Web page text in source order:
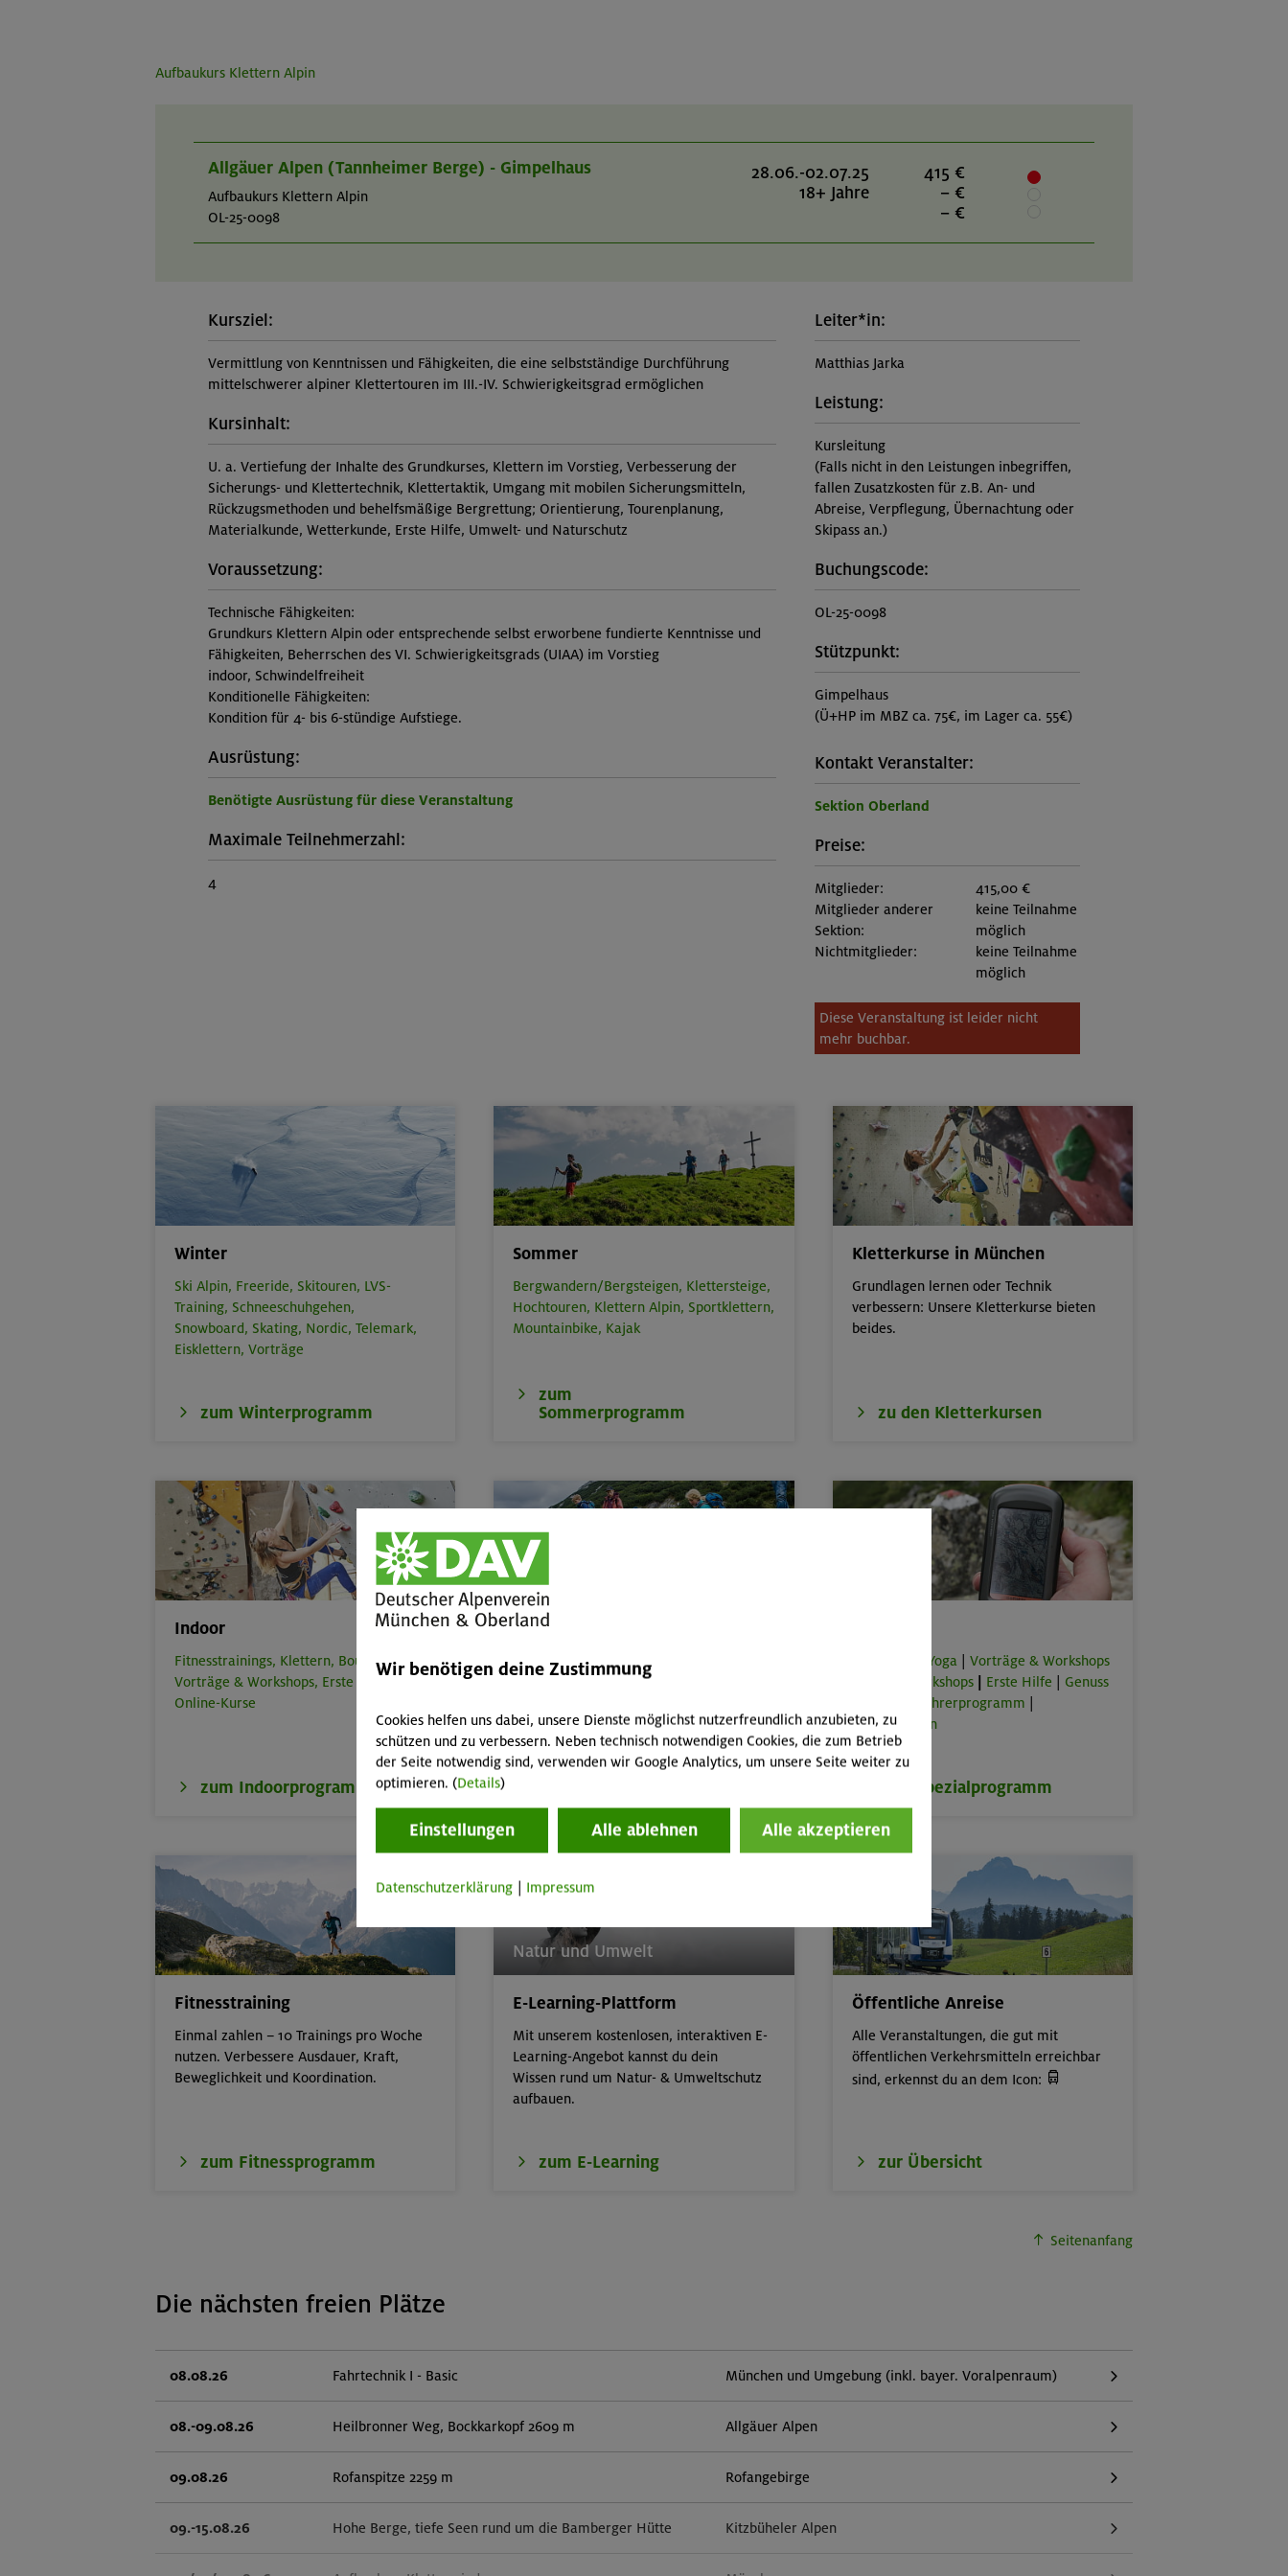
Aufbaukurs Klettern Alpin
Allgäuer Alpen (Tannheimer Berge) - Gimpelhaus
Aufbaukurs Klettern Alpin
OL-25-0098
28.06.-02.07.25
18+ Jahre
415 €
– €
– €
Kursziel:
Vermittlung von Kenntnissen und Fähigkeiten, die eine selbstständige Durchführung
mittelschwerer alpiner Klettertouren im III.-IV. Schwierigkeitsgrad ermöglichen
Kursinhalt:
U. a. Vertiefung der Inhalte des Grundkurses, Klettern im Vorstieg, Verbesserung der
Sicherungs- und Klettertechnik, Klettertaktik, Umgang mit mobilen Sicherungsmitteln,
Rückzugsmethoden und behelfsmäßige Bergrettung; Orientierung, Tourenplanung,
Materialkunde, Wetterkunde, Erste Hilfe, Umwelt- und Naturschutz
Voraussetzung:
Technische Fähigkeiten:
Grundkurs Klettern Alpin oder entsprechende selbst erworbene fundierte Kenntnisse und
Fähigkeiten, Beherrschen des VI. Schwierigkeitsgrads (UIAA) im Vorstieg
indoor, Schwindelfreiheit
Konditionelle Fähigkeiten:
Kondition für 4- bis 6-stündige Aufstiege.
Ausrüstung:
Benötigte Ausrüstung für diese Veranstaltung
Maximale Teilnehmerzahl:
4
Leiter*in:
Matthias Jarka
Leistung:
Kursleitung
(Falls nicht in den Leistungen inbegriffen,
fallen Zusatzkosten für z.B. An- und
Abreise, Verpflegung, Übernachtung oder
Skipass an.)
Buchungscode:
OL-25-0098
Stützpunkt:
Gimpelhaus
(Ü+HP im MBZ ca. 75€, im Lager ca. 55€)
Kontakt Veranstalter:
Sektion Oberland
Preise:
Mitglieder:
415,00 €
Mitglieder anderer
Sektion:
keine Teilnahme
möglich
Nichtmitglieder:
keine Teilnahme
möglich
Diese Veranstaltung ist leider nicht
mehr buchbar.
Winter
Ski Alpin, Freeride, Skitouren, LVS-
Training, Schneeschuhgehen,
Snowboard, Skating, Nordic, Telemark,
Eisklettern, Vorträge
zum Winterprogramm
Sommer
Bergwandern/Bergsteigen, Klettersteige,
Hochtouren, Klettern Alpin, Sportklettern,
Mountainbike, Kajak
zum
Sommerprogramm
Kletterkurse in München
Grundlagen lernen oder Technik
verbessern: Unsere Kletterkurse bieten
beides.
zu den Kletterkursen
Indoor
Fitnesstrainings, Klettern, Bouldern,
Vorträge & Workshops, Erste Hilfe,
Online-Kurse
zum Indoorprogramm
Kinder, Jugend & Familie
Abenteuer- & Erlebnis-Freizeiten,
und Touren für Kinder & Jugend von 6 bis
Workouts & Yoga
Vorträge & Workshops
Online-Workshops Erste Hilfe
Genuss
Bergführerprogramm
Arbeitstouren
zum Spezialprogramm
Fitnesstraining
Einmal zahlen – 10 Trainings pro Woche
nutzen. Verbessere Ausdauer, Kraft,
Beweglichkeit und Koordination.
zum Fitnessprogramm
Natur und Umwelt
E-Learning-Plattform
Mit unserem kostenlosen, interaktiven E-
Learning-Angebot kannst du dein
Wissen rund um Natur- & Umweltschutz
aufbauen.
zum E-Learning
Öffentliche Anreise
Alle Veranstaltungen, die gut mit
öffentlichen Verkehrsmitteln erreichbar
sind, erkennst du an dem Icon: 
zur Übersicht
Seitenanfang
Die nächsten freien Plätze
08.08.26 Fahrtechnik I - Basic München und Umgebung (inkl. bayer. Voralpenraum)
08.-09.08.26 Heilbronner Weg, Bockkarkopf 2609 m Allgäuer Alpen
09.08.26 Rofanspitze 2259 m Rofangebirge
09.-15.08.26 Hohe Berge, tiefe Seen rund um die Bamberger Hütte Kitzbüheler Alpen
Wir benötigen deine Zustimmung
Cookies helfen uns dabei, unsere Dienste möglichst nutzerfreundlich anzubieten, zu
schützen und zu verbessern. Neben technisch notwendigen Cookies, die zum Betrieb
der Seite notwendig sind, verwenden wir Google Analytics, um unsere Seite weiter zu
optimieren. (Details)
Einstellungen Alle ablehnen Alle akzeptieren
Datenschutzerklärung Impressum